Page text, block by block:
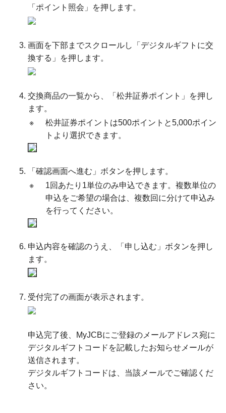
「ポイント照会」を押します。
画面を下部までスクロールし「デジタルギフトに交
換する」を押します。
交換商品の一覧から、「松井証券ポイント」を押し
ます。
※
松井証券ポイントは500ポイントと5,000ポイン
トより選択できます。
「確認画面へ進む」ボタンを押します。
※
1回あたり1単位のみ申込できます。複数単位の
申込をご希望の場合は、複数回に分けて申込み
を行ってください。
申込内容を確認のうえ、「申し込む」ボタンを押し
ます。
受付完了の画面が表示されます。
申込完了後、MyJCBにご登録のメールアドレス宛に
デジタルギフトコードを記載したお知らせメールが
送信されます。
デジタルギフトコードは、当該メールでご確認くだ
さい。